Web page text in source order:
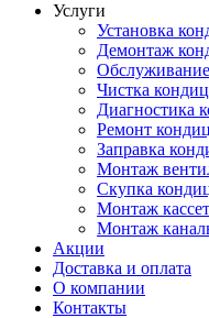
Услуги
Установка
Демонтаж
Чистка
Диагностика
Ремонт
Заправка
Монтаж
Скупка
Монтаж
Монтаж
Акции
Доставка и оплата
О компании
Контакты